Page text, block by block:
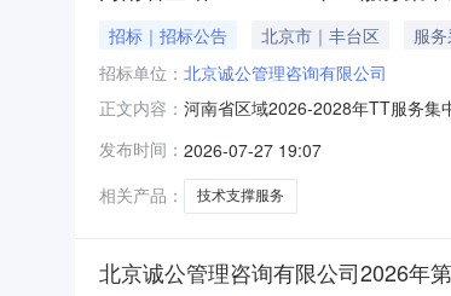
招标｜招标公告 北京市｜丰台区 服
招标单位： 北京诚公管理咨询有限公司
正文内容： 河南省区域2026-2028年TT服务集
2028年TT服务集中采购项目技术
技术业务协助
发布时间： 2026-07-27 19:07
相关产品：
技术支撑服务
北京诚公管理咨询有限公司2026年